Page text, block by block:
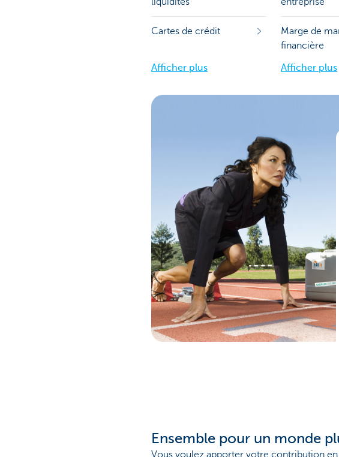
Cartes de crédit
Afficher plus
Marge de
financière
Afficher plus
Ensemble pour un monde
Vous voulez apporter votre contribution en